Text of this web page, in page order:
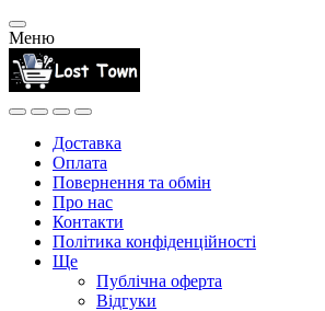
Меню
Доставка
Оплата
Повернення та обмін
Про нас
Контакти
Політика конфіденційності
Ще
Публічна оферта
Відгуки